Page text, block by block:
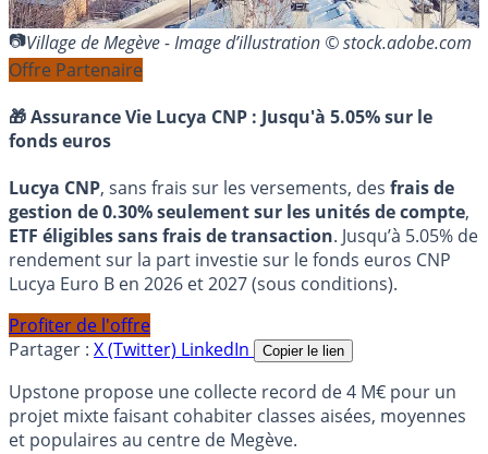
Village de Megève - Image d’illustration © stock.adobe.com
Offre Partenaire
🎁 Assurance Vie Lucya CNP : Jusqu'à 5.05% sur le
fonds euros
Lucya CNP, sans frais sur les versements, des frais de
gestion de 0.30% seulement sur les unités de compte,
ETF éligibles sans frais de transaction. Jusqu’à 5.05% de
rendement sur la part investie sur le fonds euros CNP
Lucya Euro B en 2026 et 2027 (sous conditions).
Profiter de l'offre
Partager : X (Twitter) LinkedIn Copier le lien
Upstone propose une collecte record de 4 M€ pour un
projet mixte faisant cohabiter classes aisées, moyennes
et populaires au centre de Megève.